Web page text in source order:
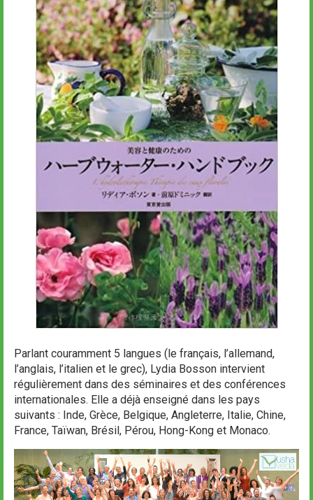
Parlant couramment 5 langues (le français, l’allemand,
l’anglais, l’italien et le grec), Lydia Bosson intervient
régulièrement dans des séminaires et des conférences
internationales. Elle a déjà enseigné dans les pays
suivants : Inde, Grèce, Belgique, Angleterre, Italie, Chine,
France, Taïwan, Brésil, Pérou, Hong-Kong et Monaco.